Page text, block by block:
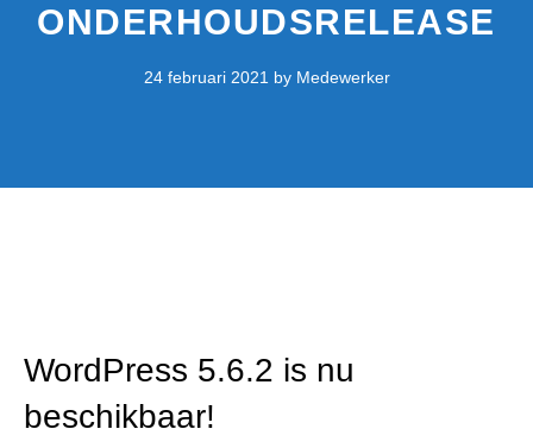
ONDERHOUDSRELEASE
24 februari 2021 by Medewerker
WordPress 5.6.2 is nu
beschikbaar!